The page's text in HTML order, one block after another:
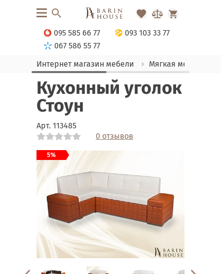
095 585 66 77
093 103 33 77
067 586 55 77
Интернет магазин мебели
Мягкая мебель
Кухонный уголок
Стоун
Арт. 113485
0 отзывов
5%
Link
Link
Link
Link
Link